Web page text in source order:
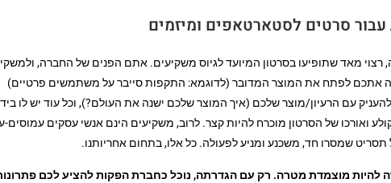
סרטים לסטארטאפים ומיזמים
מאד שתופיעו בסרטון המיועד לגיוס משקיעים. אתם הפנים של החברה,
אתכם לפתח את המוצר המדובר (לדוגמא: התקפות סייבר על משתמשים פרטיים)
עם הרעיון/מוצר שלכם (איך המוצר שלכם ישנה את העולם?), וכל עוד יש לו
ואורכו של הסרטון מוכרח להיות קצר. לרוב, משקיעים הינם אנשי עסקים
שמסרו חד, משכנע ומניע לפעולה. כל אלו, בתחום אחריותנו.
להיות מוצמדת מטרה. רק עם הגדרתה, נוכל כחברת הפקות להציע לכם פתרונות